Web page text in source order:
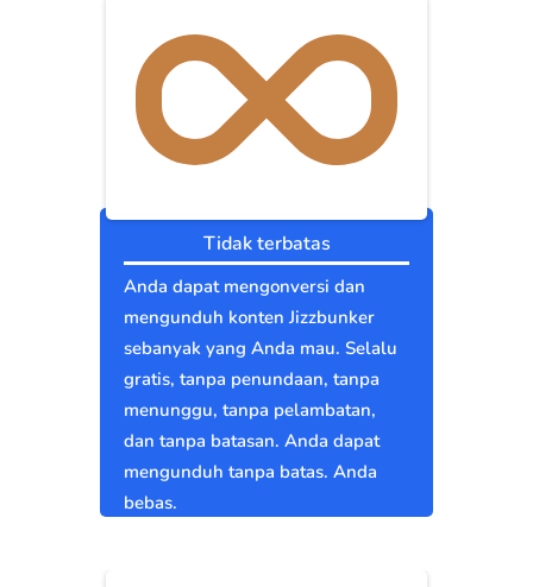
Tidak terbatas
Anda dapat mengonversi dan
mengunduh konten Jizzbunker
sebanyak yang Anda mau. Selalu
gratis, tanpa penundaan, tanpa
menunggu, tanpa pelambatan,
dan tanpa batasan. Anda dapat
mengunduh tanpa batas. Anda
bebas.